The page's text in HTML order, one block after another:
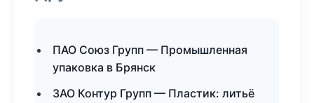
ПАО Союз Групп — Промышленная
упаковка в Брянск
ЗАО Контур Групп — Пластик: литьё